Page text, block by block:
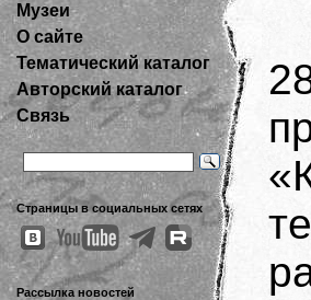
Музеи
О сайте
Тематический каталог
Авторский каталог
Связь
Страницы в социальных сетях
Рассылка новостей